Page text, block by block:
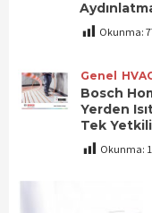
Okunma:
Genel
Bosch
Yerden
Tek
Okunma: